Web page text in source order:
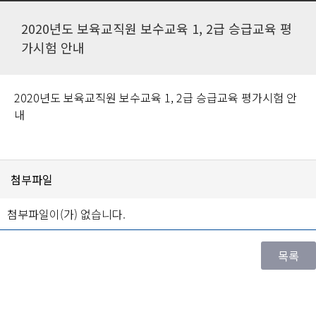
2020년도 보육교직원 보수교육 1, 2급 승급교육 평
가시험 안내
2020년도 보육교직원 보수교육 1, 2급 승급교육 평가시험 안
내
첨부파일
첨부파일이(가) 없습니다.